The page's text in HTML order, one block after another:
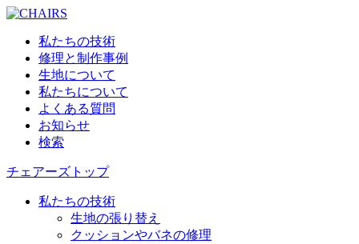
私たちの技術
修理と制作事例
生地について
私たちについて
よくある質問
お知らせ
検索
チェアーズトップ
私たちの技術
生地の張り替え
クッションやバネの修理